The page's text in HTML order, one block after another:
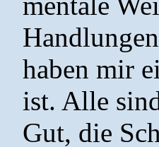
haben mir
ist. Alle
Gut, die